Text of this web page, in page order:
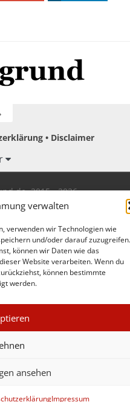
verwalten
verwenden wir Technologien wie
und/oder darauf zuzugreifen.
können wir Daten wie das
Website verarbeiten. Wenn du
können bestimmte
werden.
ansehen
Impressum
Disclaimer
2015 - 2026
kostenlos
4 Wochen
×